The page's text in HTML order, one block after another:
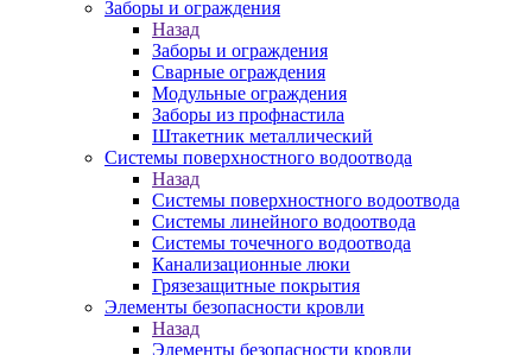
Заборы и ограждения
Назад
Заборы и ограждения
Сварные ограждения
Модульные ограждения
Заборы из профнастила
Штакетник металлический
Системы поверхностного водоотвода
Назад
Системы поверхностного водоотвода
Системы линейного водоотвода
Системы точечного водоотвода
Канализационные люки
Грязезащитные покрытия
Элементы безопасности кровли
Назад
Элементы безопасности кровли